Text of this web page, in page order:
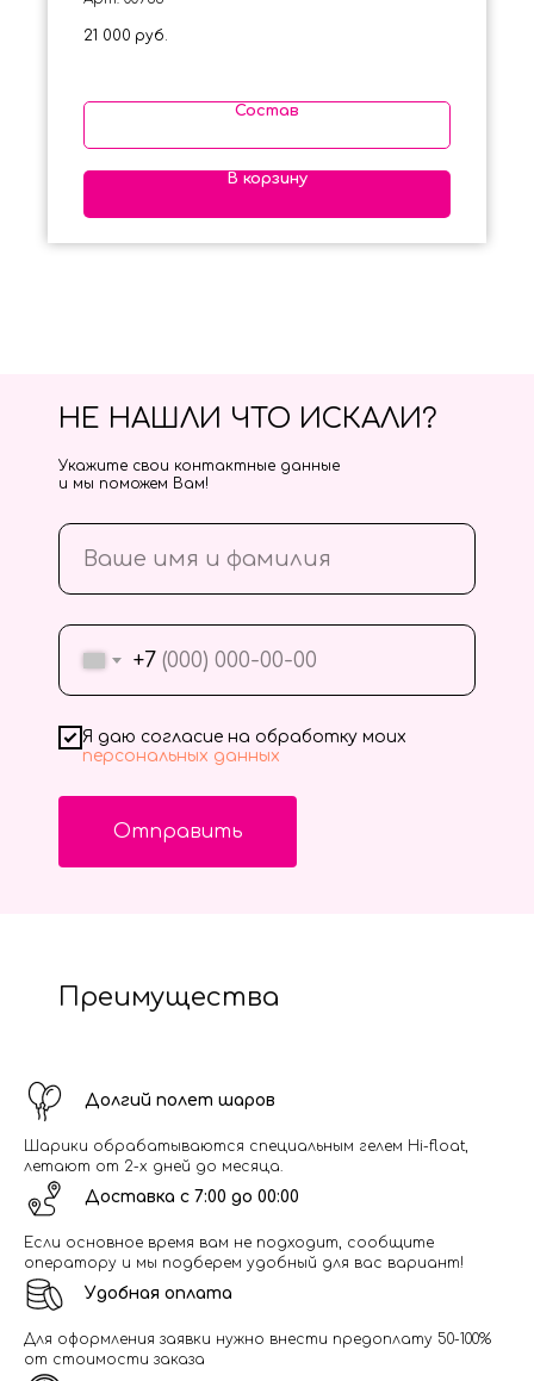
21 000 руб.
Состав
В корзину
+7
Я даю согласие на обработку моих
персональных данных
Отправить
НЕ НАШЛИ ЧТО ИСКАЛИ?
Укажите свои контактные данные
и мы поможем Вам!
Преимущества
Долгий полет шаров
Шарики обрабатываются специальным гелем Hi-float,
летают от 2-х дней до месяца.
Доставка с 7:00 до 00:00
Если основное время вам не подходит, сообщите
оператору и мы подберем удобный для вас вариант!
Удобная оплата
Для оформления заявки нужно внести предоплату 50-100%
от стоимости заказа